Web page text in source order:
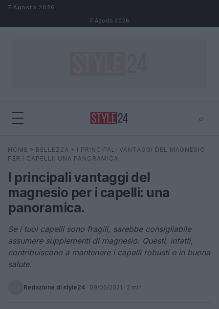
Salta al contenuto
7 Agosto 2026
7 Agosto 2026
⌕
Cerca ⌕ ×
HOME » BELLEZZA » I PRINCIPALI VANTAGGI DEL MAGNESIO
PER I CAPELLI: UNA PANORAMICA
I principali vantaggi del
magnesio per i capelli: una
panoramica.
Se i tuoi capelli sono fragili, sarebbe consigliabile
assumere supplementi di magnesio. Questi, infatti,
contribuiscono a mantenere i capelli robusti e in buona
salute.
Redazione di style24 · 09/06/2021 · 2 min